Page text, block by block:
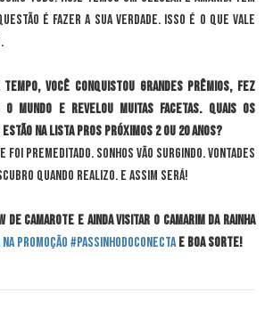
é fazer a sua verdade. Isso é o que vale
tempo, você conquistou grandes prêmios, fez
mundo e revelou muitas facetas. Quais os
na lista pros próximos 2 ou 20 anos?
foi premeditado. Sonhos vão surgindo. Vontades
quando realizo. E assim será!
camarote e ainda visitar o camarim da rainha
promoção #PassinhoDoConectae boa sorte!